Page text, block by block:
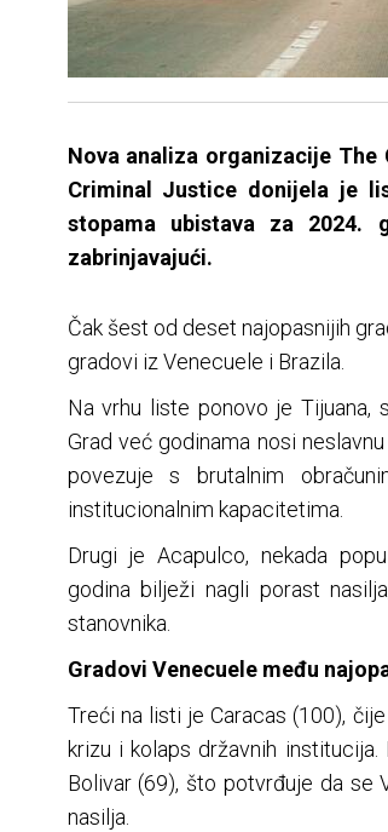
Nova analiza organizacije The
Criminal Justice donijela je
stopama ubistava za
zabrinjavajući.
Čak šest od deset najopasnijih
gradovi iz Venecuele i Brazila.
Na vrhu liste ponovo je Tijuana,
Grad već godinama nosi
povezuje s brutalnim
institucionalnim kapacitetima.
Drugi je Acapulco, nekada
godina bilježi nagli porast
stanovnika.
Gradovi Venecuele među
Treći na listi je Caracas (100),
krizu i kolaps državnih
Bolivar (69), što potvrđuje da se
nasilja.